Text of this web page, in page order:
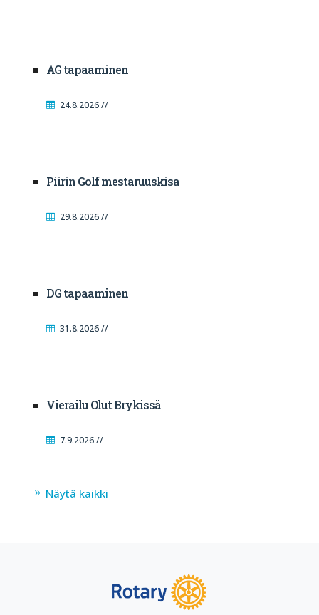
AG tapaaminen
24.8.2026 //
Piirin Golf mestaruuskisa
29.8.2026 //
DG tapaaminen
31.8.2026 //
Vierailu Olut Brykissä
7.9.2026 //
Näytä kaikki